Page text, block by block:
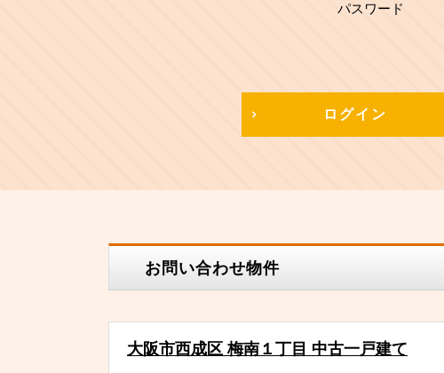
パスワード
ログイン
お問い合わせ物件
大阪市西成区 梅南１丁目 中古一戸建て